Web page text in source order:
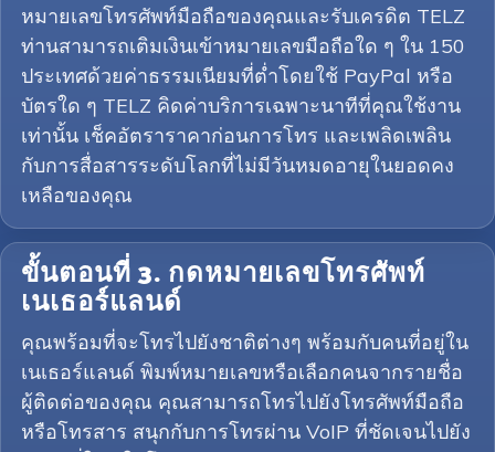
หมายเลขโทรศัพท์มือถือของคุณและรับเครดิต TELZ
ท่านสามารถเติมเงินเข้าหมายเลขมือถือใด ๆ ใน 150
ประเทศด้วยค่าธรรมเนียมที่ต่ำโดยใช้ PayPal หรือ
บัตรใด ๆ TELZ คิดค่าบริการเฉพาะนาทีที่คุณใช้งาน
เท่านั้น เช็คอัตราราคาก่อนการโทร และเพลิดเพลิน
กับการสื่อสารระดับโลกที่ไม่มีวันหมดอายุในยอดคง
เหลือของคุณ
ขั้นตอนที่ 3. กดหมายเลขโทรศัพท์
เนเธอร์แลนด์
คุณพร้อมที่จะโทรไปยังชาติต่างๆ พร้อมกับคนที่อยู่ใน
เนเธอร์แลนด์ พิมพ์หมายเลขหรือเลือกคนจากรายชื่อ
ผู้ติดต่อของคุณ คุณสามารถโทรไปยังโทรศัพท์มือถือ
หรือโทรสาร สนุกกับการโทรผ่าน VoIP ที่ชัดเจนไปยัง